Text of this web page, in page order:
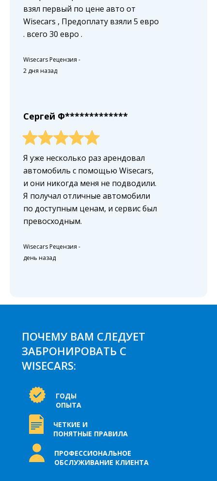
взял первый по цене авто от
Wisecars , Предоплату взяли 5 евро
. всего 30 евро .
Wisecars Рецензия -
2 дня назад
Сергей Ф*************
Я уже несколько раз арендовал
автомобиль с помощью Wisecars,
и они никогда меня не подводили.
Я получал отличные автомобили
по доступным ценам, и сервис был
превосходным.
Wisecars Рецензия -
день назад
ПОЧЕМУ ВАМ СЛЕДУЕТ
ЗАБРОНИРОВАТЬ С
WISECARS:
ГОДЫ
ОПЫТА
ЧЕТКИЕ И
ПОНЯТНЫЕ ПРАВИЛА
ПРОФЕССИОНАЛЬНОЕ
ОБСЛУЖИВАНИЕ КЛИЕНТА